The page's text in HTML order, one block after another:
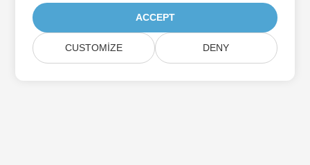
ACCEPT
CUSTOMIZE DENY